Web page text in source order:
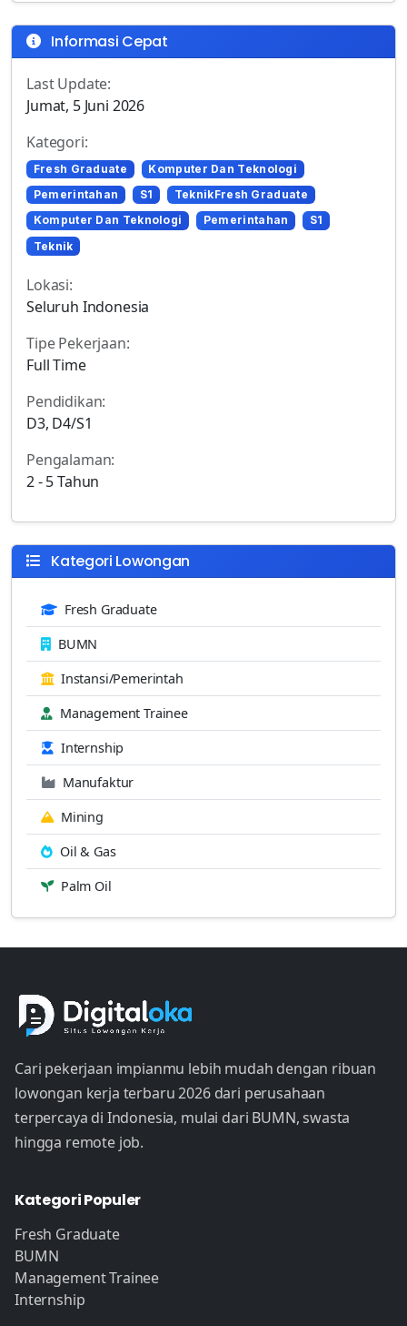
Informasi Cepat
Last Update:
Jumat, 5 Juni 2026
Kategori:
Fresh Graduate
Komputer Dan Teknologi
Pemerintahan
S1
TeknikFresh Graduate
Komputer Dan Teknologi
Pemerintahan
S1
Teknik
Lokasi:
Seluruh Indonesia
Tipe Pekerjaan:
Full Time
Pendidikan:
D3, D4/S1
Pengalaman:
2 - 5 Tahun
Kategori Lowongan
Fresh Graduate
BUMN
Instansi/Pemerintah
Management Trainee
Internship
Manufaktur
Mining
Oil & Gas
Palm Oil
Cari pekerjaan impianmu lebih mudah dengan ribuan
lowongan kerja terbaru 2026 dari perusahaan
terpercaya di Indonesia, mulai dari BUMN, swasta
hingga remote job.
Kategori Populer
Fresh Graduate
BUMN
Management Trainee
Internship